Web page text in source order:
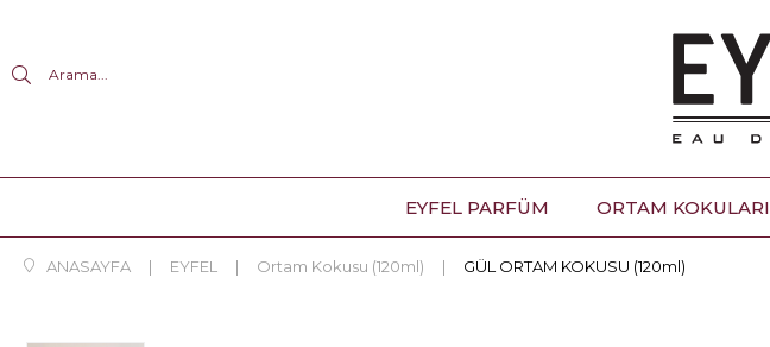
Arama...
EYFEL PARFÜM ORTAM KOKULARI
ANASAYFA EYFEL Ortam Kokusu (120ml) GÜL ORTAM KOKUSU (120ml)